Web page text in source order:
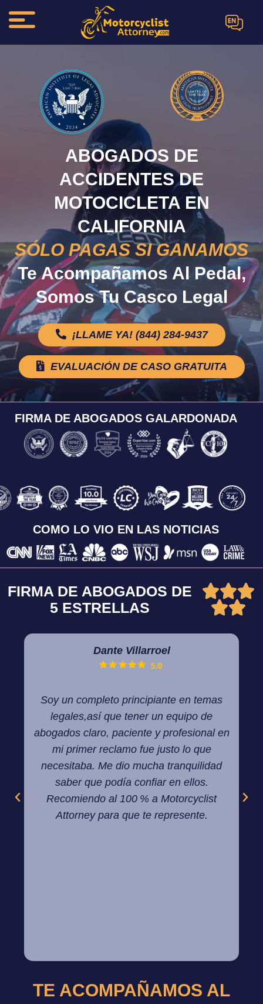
EN
ABOGADOS DE
ACCIDENTES DE
MOTOCICLETA EN
CALIFORNIA
SÓLO PAGAS SI GANAMOS
Te Acompañamos Al Pedal,
Somos Tu Casco Legal
¡LLAME YA! (844) 284-9437
EVALUACIÓN DE CASO GRATUITA
FIRMA DE ABOGADOS GALARDONADA
COMO LO VIO EN LAS NOTICIAS
FIRMA DE ABOGADOS DE
5 ESTRELLAS


Dante Villarroel
Soy un completo principiante en temas
legales,así que tener un equipo de
abogados claro, paciente y profesional en
mi primer reclamo fue justo lo que
necesitaba. Me dio mucha tranquilidad
saber que podía confiar en ellos.
Recomiendo al 100 % a Motorcyclist
Attorney para que te represente.
TE ACOMPAÑAMOS AL